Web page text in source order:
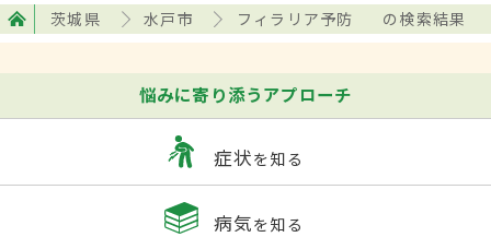
茨城県 水戸市 フィラリア予防 の検索結果
悩みに寄り添うアプローチ
症状を知る
病気を知る